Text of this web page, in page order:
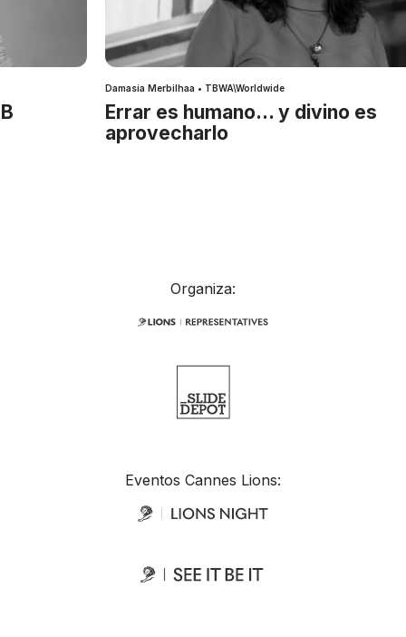
Damasia Merbilhaa • TBWA\Worldwide
Errar es humano… y divino es
aprovecharlo
Organiza:
Eventos Cannes Lions: